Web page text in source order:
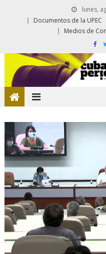
lunes,
Documentos de la UPEC
Medios de